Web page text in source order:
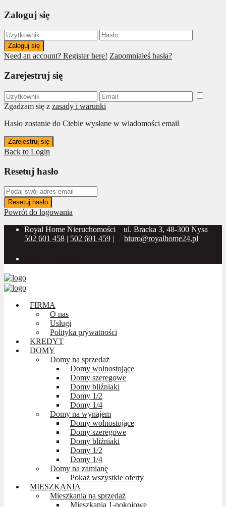
Zaloguj się
Zaloguj się
Need an account? Register here! Zapomniałeś hasła?
Zarejestruj się
Zgadzam się z zasady i warunki
Hasło zostanie do Ciebie wysłane w wiadomości email
Zarejestruj się
Back to Login
Resetuj hasło
Resetuj hasło
Powrót do logowania
Royal Home Nieruchomości
ul. Bracka 3, 48-300 Nysa
502 601 458 | 502 601 459 | biuro@royalhome24.pl
FIRMA
O nas
Usługi
Polityka prywatności
KREDYT
DOMY
Domy na sprzedaż
Domy wolnostojące
Domy szeregowe
Domy bliźniaki
Domy 1/2
Domy 1/4
Domy na wynajem
Domy wolnostojące
Domy szeregowe
Domy bliźniaki
Domy 1/2
Domy 1/4
Domy na zamianę
Pokaż wszystkie oferty
MIESZKANIA
Mieszkania na sprzedaż
Mieszkania 1-pokojowe